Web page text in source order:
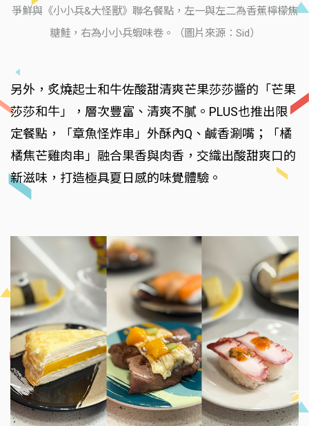
爭鮮與《小小兵&大怪獸》聯名餐點，左一與左二為香蕉檸檬焦
糖鮭，右為小小兵蝦味卷。（圖片來源：Sid）
另外，炙燒起士和牛佐酸甜清爽芒果莎莎醬的「芒果
莎莎和牛」，層次豐富、清爽不膩。PLUS也推出限
定餐點，「章魚怪炸串」外酥內Q、鹹香涮嘴；「橘
橘焦芒雞肉串」融合果香與肉香，交織出酸甜爽口的
新滋味，打造極具夏日感的味覺體驗。